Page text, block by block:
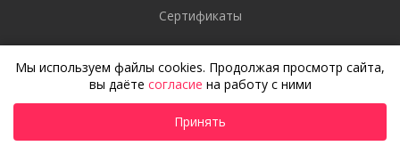
Сертификаты
Сервис
Как заказать
Оплата
Мы используем файлы cookies. Продолжая просмотр сайта,
вы даёте согласие на работу с ними
Принять